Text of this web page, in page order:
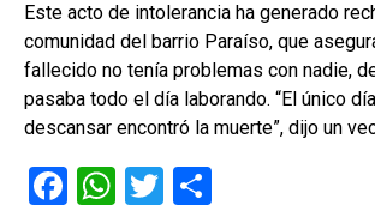
Este acto de intolerancia ha generado
comunidad del barrio Paraíso, que
fallecido no tenía problemas con nadie,
pasaba todo el día laborando. “El único
descansar encontró la muerte”, dijo un
F
W T